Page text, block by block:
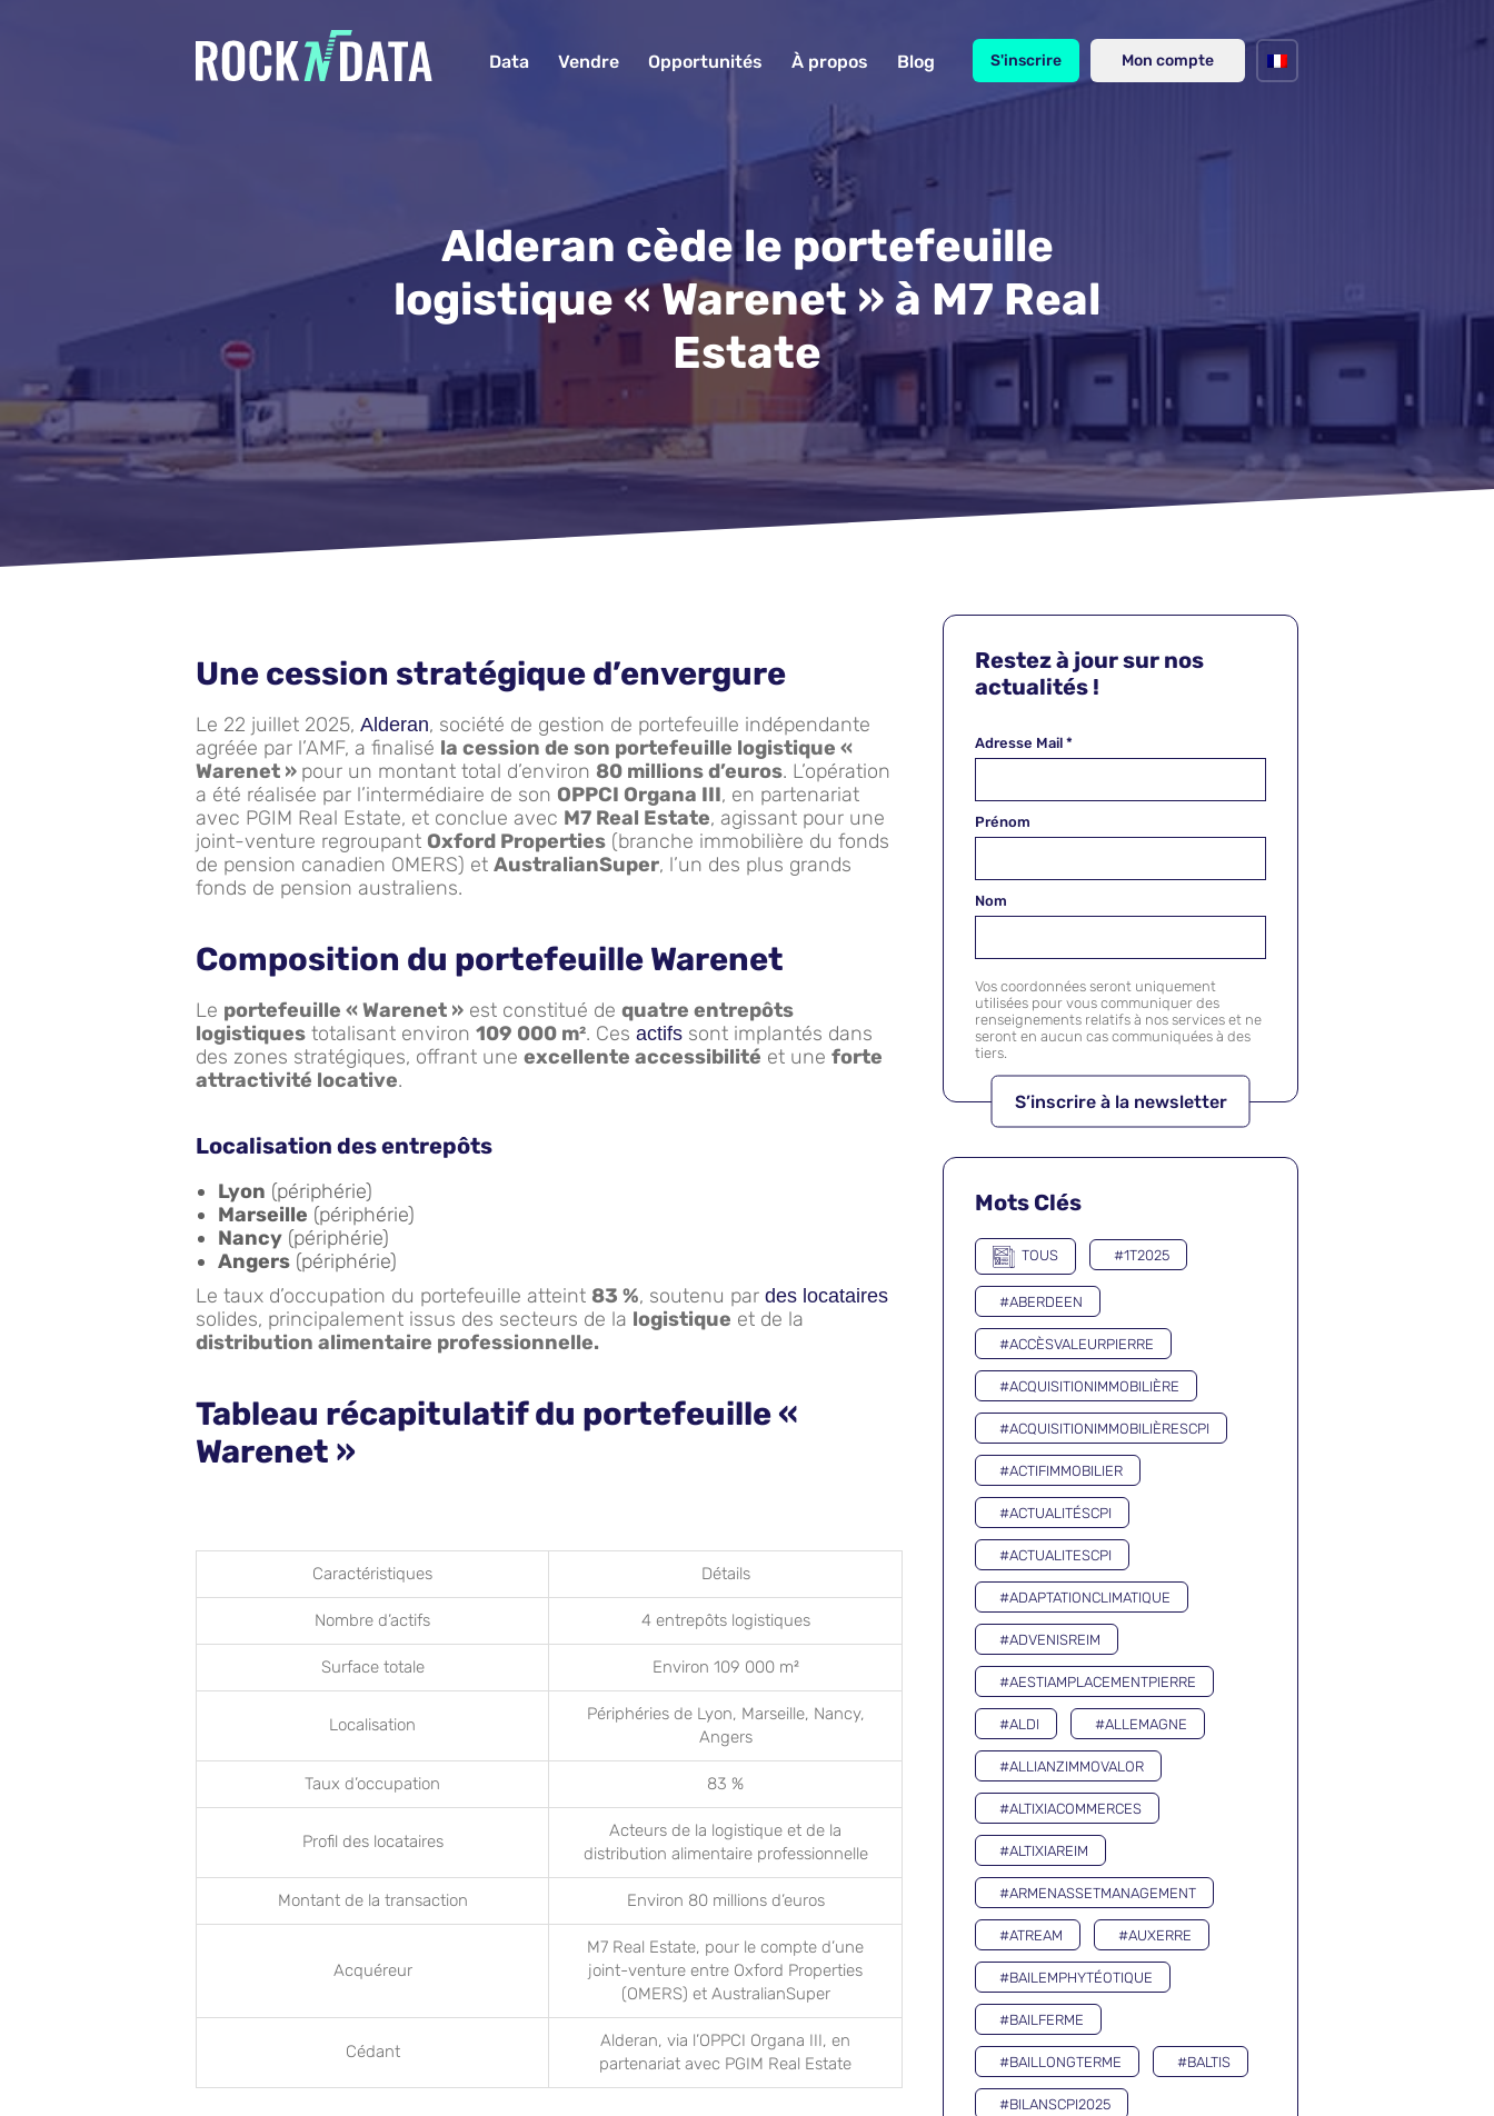
Data Vendre Opportunités À propos Blog S'inscrire Mon compte
Alderan cède le portefeuille
logistique « Warenet » à M7 Real
Estate
Une cession stratégique d’envergure
Le 22 juillet 2025, Alderan, société de gestion de portefeuille indépendante
agréée par l’AMF, a finalisé la cession de son portefeuille logistique «
Warenet » pour un montant total d’environ 80 millions d’euros. L’opération
a été réalisée par l’intermédiaire de son OPPCI Organa III, en partenariat
avec PGIM Real Estate, et conclue avec M7 Real Estate, agissant pour une
joint-venture regroupant Oxford Properties (branche immobilière du fonds
de pension canadien OMERS) et AustralianSuper, l’un des plus grands
fonds de pension australiens.
Composition du portefeuille Warenet
Le portefeuille « Warenet » est constitué de quatre entrepôts
logistiques totalisant environ 109 000 m². Ces actifs sont implantés dans
des zones stratégiques, offrant une excellente accessibilité et une forte
attractivité locative.
Localisation des entrepôts
Lyon (périphérie)
Marseille (périphérie)
Nancy (périphérie)
Angers (périphérie)
Le taux d’occupation du portefeuille atteint 83 %, soutenu par des locataires
solides, principalement issus des secteurs de la logistique et de la
distribution alimentaire professionnelle.
Tableau récapitulatif du portefeuille «
Warenet »
Caractéristiques Détails
Nombre d’actifs 4 entrepôts logistiques
Surface totale Environ 109 000 m²
Localisation
Périphéries de Lyon, Marseille, Nancy,
Angers
Taux d’occupation 83 %
Profil des locataires
Acteurs de la logistique et de la
distribution alimentaire professionnelle
Montant de la transaction Environ 80 millions d’euros
Acquéreur
M7 Real Estate, pour le compte d’une
joint-venture entre Oxford Properties
(OMERS) et AustralianSuper
Cédant
Alderan, via l’OPPCI Organa III, en
partenariat avec PGIM Real Estate
Restez à jour sur nos
actualités !
Adresse Mail *
Prénom
Nom
Vos coordonnées seront uniquement
utilisées pour vous communiquer des
renseignements relatifs à nos services et ne
seront en aucun cas communiquées à des
tiers.
Mots Clés
TOUS #1T2025
#ABERDEEN
#ACCÈSVALEURPIERRE
#ACQUISITIONIMMOBILIÈRE
#ACQUISITIONIMMOBILIÈRESCPI
#ACTIFIMMOBILIER
#ACTUALITÉSCPI
#ACTUALITESCPI
#ADAPTATIONCLIMATIQUE
#ADVENISREIM
#AESTIAMPLACEMENTPIERRE
#ALDI #ALLEMAGNE
#ALLIANZIMMOVALOR
#ALTIXIACOMMERCES
#ALTIXIAREIM
#ARMENASSETMANAGEMENT
#ATREAM #AUXERRE
#BAILEMPHYTÉOTIQUE
#BAILFERME
#BAILLONGTERME #BALTIS
#BILANSCPI2025